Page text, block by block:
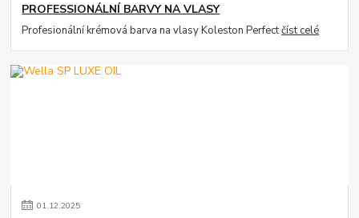
PROFESSIONÁLNÍ BARVY NA VLASY
Profesionální krémová barva na vlasy Koleston Perfectčíst celé
01.12.2025